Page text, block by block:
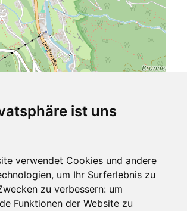
ist uns
verwendet Cookies und andere
um Ihr Surferlebnis zu
zu verbessern: um
Funktionen der Website zu
24